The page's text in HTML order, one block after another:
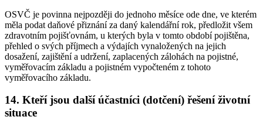
OSVČ je povinna nejpozději do jednoho měsíce ode dne, ve kterém
měla podat daňové přiznání za daný kalendářní rok, předložit všem
zdravotním pojišťovnám, u kterých byla v tomto období pojištěna,
přehled o svých příjmech a výdajích vynaložených na jejich
dosažení, zajištění a udržení, zaplacených zálohách na pojistné,
vyměřovacím základu a pojistném vypočteném z tohoto
vyměřovacího základu.
14. Kteří jsou další účastníci (dotčení) řešení životní
situace